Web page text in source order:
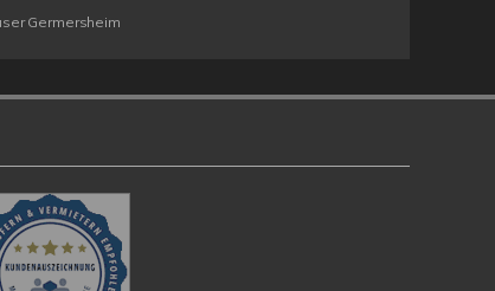
Germersheim